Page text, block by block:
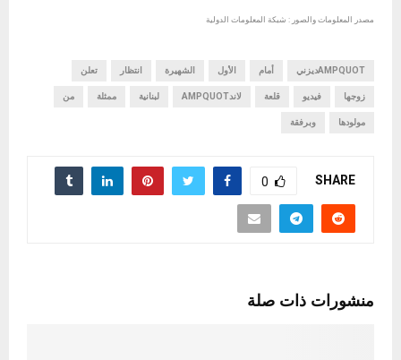
مصدر المعلومات والصور : شبكة المعلومات الدولية
AMPQUOTديزني أمام الأول الشهيرة انتظار تعلن
زوجها فيديو قلعة لاندAMPQUOT لبنانية ممثلة من
مولودها وبرفقة
SHARE
0
منشورات ذات صلة